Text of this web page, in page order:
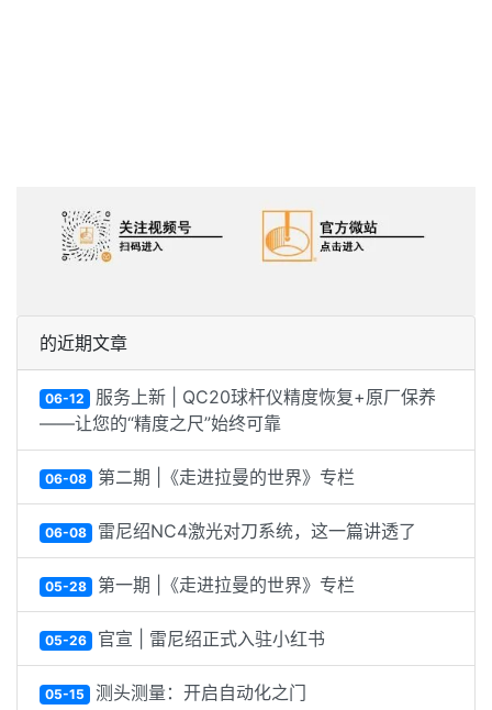
的近期文章
06-12 服务上新 | QC20球杆仪精度恢复+原厂保养
——让您的“精度之尺”始终可靠
06-08 第二期 |《走进拉曼的世界》专栏
06-08 雷尼绍NC4激光对刀系统，这一篇讲透了
05-28 第一期 |《走进拉曼的世界》专栏
05-26 官宣 | 雷尼绍正式入驻小红书
05-15 测头测量：开启自动化之门